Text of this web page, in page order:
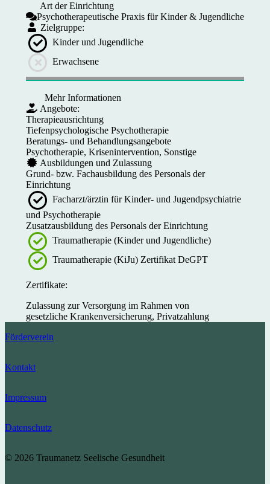
Art der Einrichtung
Psychotherapeutische Praxis für Kinder & Jugendliche
Zielgruppe:
Kinder und Jugendliche
Erwachsene
Mehr Informationen
Angebote:
Therapieausrichtung
Tiefenpsychologische Psychotherapie
Beratungs- und Behandlungsangebote
Psychotherapie, Krisenintervention, Sonstige
Ausbildungen und Zulassung
Grund- bzw. Fachausbildung des Personals der
Einrichtung
Facharzt/ärztin für Kinder- und Jugendpsychiatrie
und Psychotherapie
Zusatzausbildung des Personals der Einrichtung
Traumatherapie (Kinder und Jugendliche)
Traumatherapie (KiJu) Zertifikat DeGPT
Zertifikate:
Zulassung zur Versorgung im Rahmen von
gesetzliche Krankenversicherung, Privatzahlung
Förderverein
Kontakt
Impressum
Datenschutz
© 2026 Traumanetz Seelische Gesundheit